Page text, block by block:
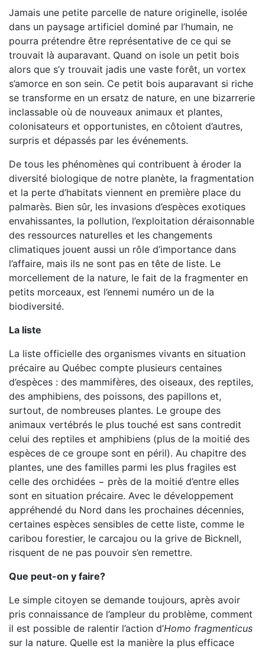
Jamais une petite parcelle de nature originelle, isolée
dans un paysage artificiel dominé par l’humain, ne
pourra prétendre être représentative de ce qui se
trouvait là auparavant. Quand on isole un petit bois
alors que s’y trouvait jadis une vaste forêt, un vortex
s’amorce en son sein. Ce petit bois auparavant si riche
se transforme en un ersatz de nature, en une bizarrerie
inclassable où de nouveaux animaux et plantes,
colonisateurs et opportunistes, en côtoient d’autres,
surpris et dépassés par les événements.
De tous les phénomènes qui contribuent à éroder la
diversité biologique de notre planète, la fragmentation
et la perte d’habitats viennent en première place du
palmarès. Bien sûr, les invasions d’espèces exotiques
envahissantes, la pollution, l’exploitation déraisonnable
des ressources naturelles et les changements
climatiques jouent aussi un rôle d’importance dans
l’affaire, mais ils ne sont pas en tête de liste. Le
morcellement de la nature, le fait de la fragmenter en
petits morceaux, est l’ennemi numéro un de la
biodiversité.
La liste
La liste officielle des organismes vivants en situation
précaire au Québec compte plusieurs centaines
d’espèces : des mammifères, des oiseaux, des reptiles,
des amphibiens, des poissons, des papillons et,
surtout, de nombreuses plantes. Le groupe des
animaux vertébrés le plus touché est sans contredit
celui des reptiles et amphibiens (plus de la moitié des
espèces de ce groupe sont en péril). Au chapitre des
plantes, une des familles parmi les plus fragiles est
celle des orchidées − près de la moitié d’entre elles
sont en situation précaire. Avec le développement
appréhendé du Nord dans les prochaines décennies,
certaines espèces sensibles de cette liste, comme le
caribou forestier, le carcajou ou la grive de Bicknell,
risquent de ne pas pouvoir s’en remettre.
Que peut-on y faire?
Le simple citoyen se demande toujours, après avoir
pris connaissance de l’ampleur du problème, comment
il est possible de ralentir l’action d’Homo fragmenticus
sur la nature. Quelle est la manière la plus efficace